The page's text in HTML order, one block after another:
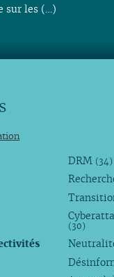
sur les (…)
DRM (34)
(30)